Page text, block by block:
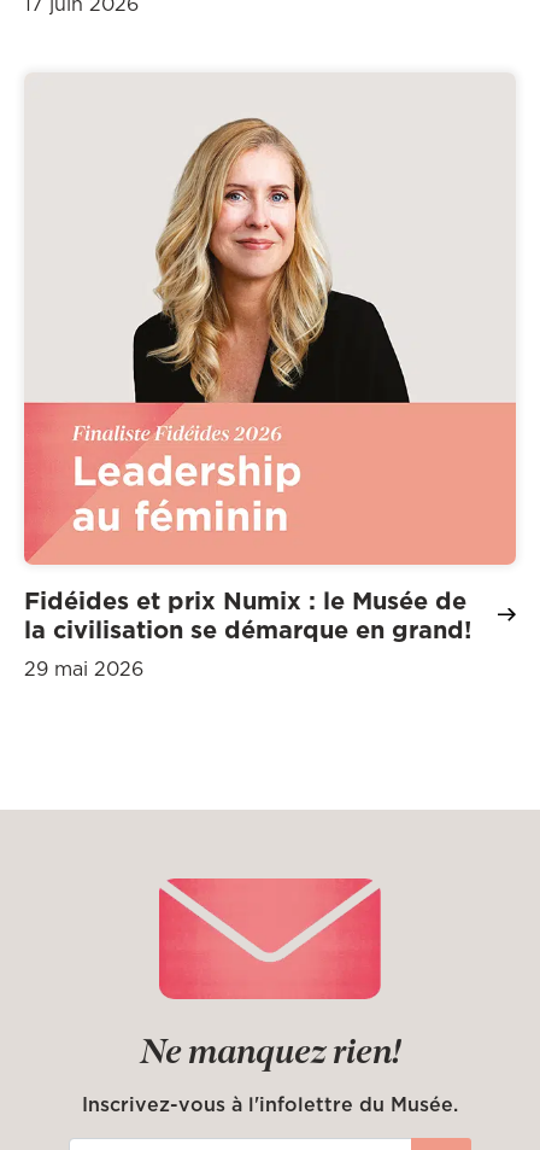
Fidéides et prix Numix : le Musée de
la civilisation se démarque en grand!
29 mai 2026
Ne manquez rien!
Inscrivez-vous à l'infolettre du Musée.